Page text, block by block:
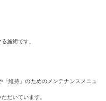
施術です。
維持」のためのメンテナンスメニュ
だいています。